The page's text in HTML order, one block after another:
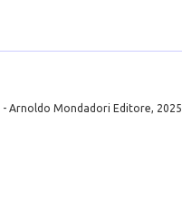
- Arnoldo Mondadori Editore, 2025